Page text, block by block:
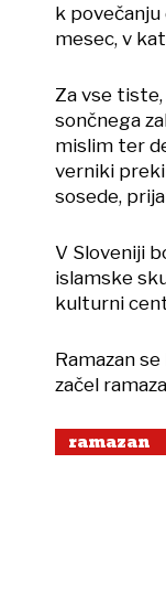
k
mesec, v
Za vse
sončnega
mislim ter
verniki
sosede,
V Sloveniji
islamske
kulturni
Ramazan
začel
ramazan